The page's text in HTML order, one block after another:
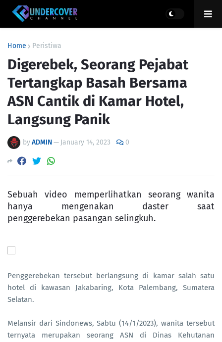
Home Peristiwa
Digerebek, Seorang Pejabat
Tertangkap Basah Bersama
ASN Cantik di Kamar Hotel,
Langsung Panik
byADMIN— January 14, 2023 0
Sebuah video memperlihatkan seorang wanita
hanya mengenakan daster saat
penggerebekan pasangan selingkuh.
Penggerebekan tersebut berlangsung di kamar salah satu
hotel di kawasan Jakabaring, Kota Palembang, Sumatera
Selatan.
Melansir dari Sindonews, Sabtu (14/1/2023), wanita tersebut
ternyata merupakan seorang ASN di Dinas Kehutanan